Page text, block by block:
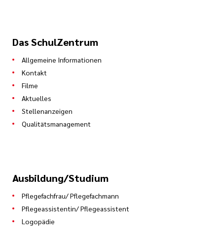
Das SchulZentrum
Allgemeine Informationen
Kontakt
Filme
Aktuelles
Stellenanzeigen
Qualitätsmanagement
Ausbildung/Studium
Pflegefachfrau/ Pflegefachmann
Pflegeassistentin/ Pflegeassistent
Logopädie